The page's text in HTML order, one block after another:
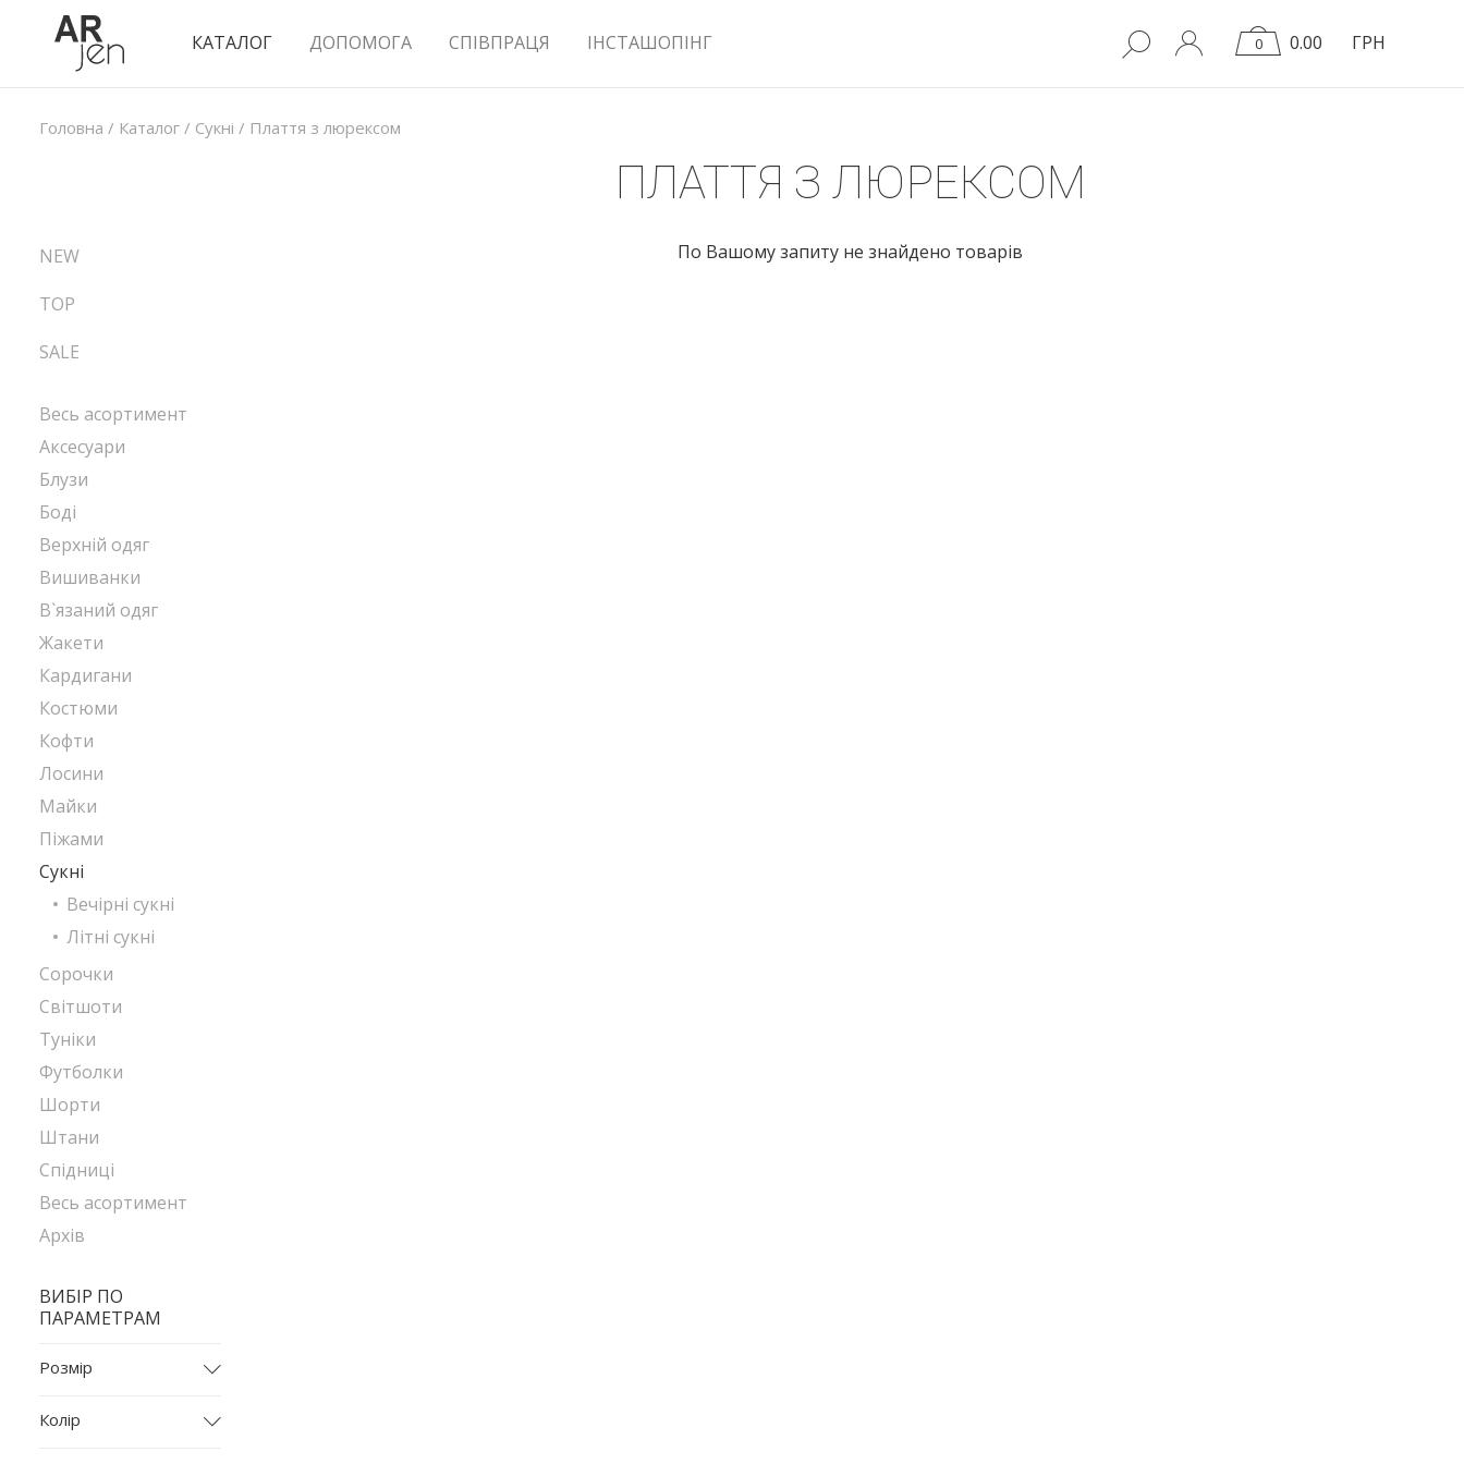
КАТАЛОГ ДОПОМОГА СПІВПРАЦЯ ІНСТАШОПІНГ 0 0.00 ГРН
Головна / Каталог / Сукні / Плаття з люрексом
ПЛАТТЯ З ЛЮРЕКСОМ
По Вашому запиту не знайдено товарів
NEW
TOP
SALE
Весь асортимент
Аксесуари
Блузи
Боді
Верхній одяг
Вишиванки
В`язаний одяг
Жакети
Кардигани
Костюми
Кофти
Лосини
Майки
Піжами
Сукні
Вечірні сукні
Літні сукні
Сорочки
Світшоти
Туніки
Футболки
Шорти
Штани
Спідниці
Весь асортимент
Архів
ВИБІР ПО
ПАРАМЕТРАМ
Розмір
M
Колір